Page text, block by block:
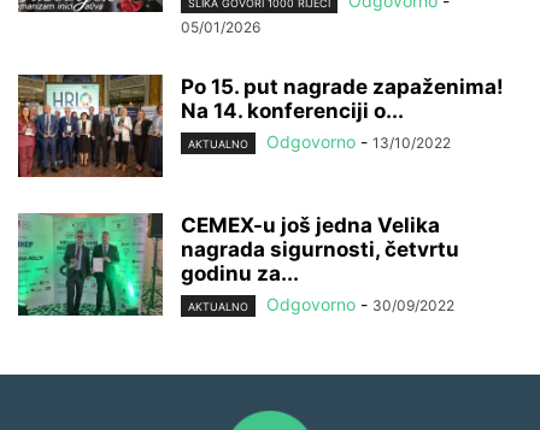
SLIKA GOVORI 1000 RIJEČI
05/01/2026
Po 15. put nagrade zapaženima!
Na 14. konferenciji o...
AKTUALNO Odgovorno - 13/10/2022
CEMEX-u još jedna Velika
nagrada sigurnosti, četvrtu
godinu za...
AKTUALNO Odgovorno - 30/09/2022